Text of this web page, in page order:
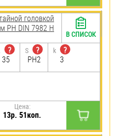
головкой
PH DIN 7982 H
?
35
S
?
PH2
k
?
3
Цена:
13р. 51коп.
В СПИСОК